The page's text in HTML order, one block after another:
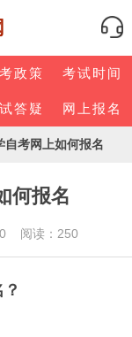
政策 考试时间
答疑 网上报名
自考网上如何报名
何报名
阅读：250